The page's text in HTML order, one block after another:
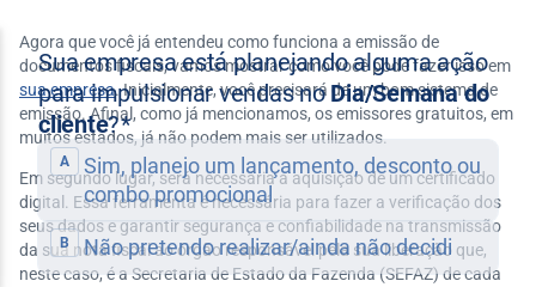
Agora que você já entendeu como funciona a emissão de
documentos fiscais, vamos mostrar como você pode fazer isso em
sua empresa. Inicialmente, você precisará de um bom sistema de
emissão. Afinal, como já mencionamos, os emissores gratuitos, em
muitos estados, já não podem mais ser utilizados.
Em segundo lugar, será necessária a aquisição de um certificado
digital. Essa ferramenta é necessária para fazer a verificação dos
seus dados e garantir segurança e confiabilidade na transmissão
da sua nota fiscal ao órgão responsável pela sua liberação que,
neste caso, é a Secretaria de Estado da Fazenda (SEFAZ) de cada